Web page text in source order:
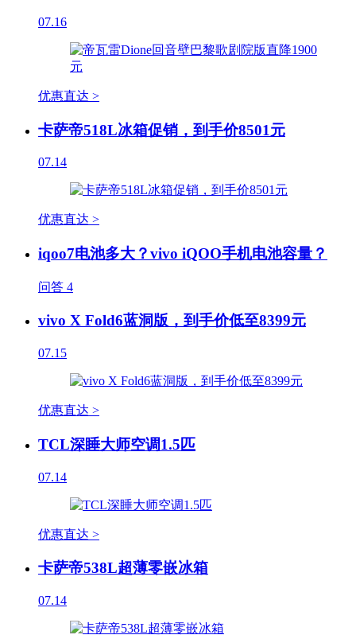
07.16
优惠直达 >
卡萨帝518L冰箱促销，到手价8501元
07.14
优惠直达 >
iqoo7电池多大？vivo iQOO手机电池容量？
问答 4
vivo X Fold6蓝洞版，到手价低至8399元
07.15
优惠直达 >
TCL深睡大师空调1.5匹
07.14
优惠直达 >
卡萨帝538L超薄零嵌冰箱
07.14